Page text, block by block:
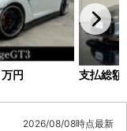
万円 支払総額
2026/08/08時点最新